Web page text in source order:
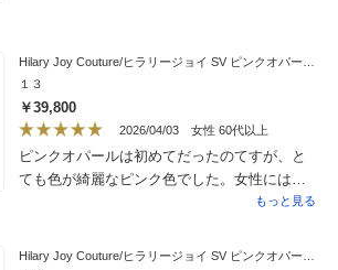
１３
￥39,800
2026/04/03 女性 60代以上
ピンクオパールは初めてだったのてすが、と
ても色が綺麗なピンク色でした。女性にはす
ごく良いと石の評価に書いてあったので、購
もっと見る